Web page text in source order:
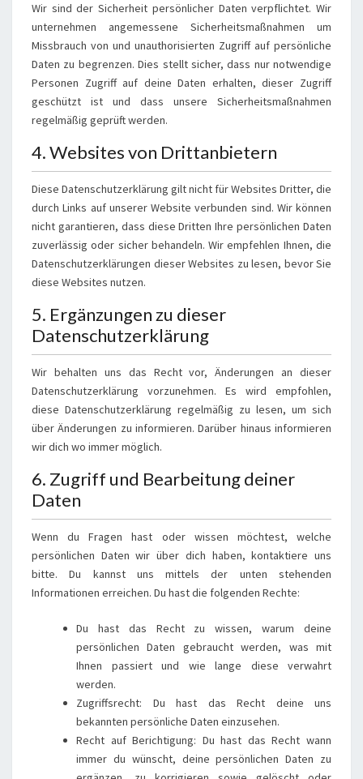
Wir sind der Sicherheit persönlicher Daten verpflichtet. Wir
unternehmen angemessene Sicherheitsmaßnahmen um
Missbrauch von und unauthorisierten Zugriff auf persönliche
Daten zu begrenzen. Dies stellt sicher, dass nur notwendige
Personen Zugriff auf deine Daten erhalten, dieser Zugriff
geschützt ist und dass unsere Sicherheitsmaßnahmen
regelmäßig geprüft werden.
4. Websites von Drittanbietern
Diese Datenschutzerklärung gilt nicht für Websites Dritter, die
durch Links auf unserer Website verbunden sind. Wir können
nicht garantieren, dass diese Dritten Ihre persönlichen Daten
zuverlässig oder sicher behandeln. Wir empfehlen Ihnen, die
Datenschutzerklärungen dieser Websites zu lesen, bevor Sie
diese Websites nutzen.
5. Ergänzungen zu dieser
Datenschutzerklärung
Wir behalten uns das Recht vor, Änderungen an dieser
Datenschutzerklärung vorzunehmen. Es wird empfohlen,
diese Datenschutzerklärung regelmäßig zu lesen, um sich
über Änderungen zu informieren. Darüber hinaus informieren
wir dich wo immer möglich.
6. Zugriff und Bearbeitung deiner
Daten
Wenn du Fragen hast oder wissen möchtest, welche
persönlichen Daten wir über dich haben, kontaktiere uns
bitte. Du kannst uns mittels der unten stehenden
Informationen erreichen. Du hast die folgenden Rechte:
Du hast das Recht zu wissen, warum deine
persönlichen Daten gebraucht werden, was mit
Ihnen passiert und wie lange diese verwahrt
werden.
Zugriffsrecht: Du hast das Recht deine uns
bekannten persönliche Daten einzusehen.
Recht auf Berichtigung: Du hast das Recht wann
immer du wünscht, deine persönlichen Daten zu